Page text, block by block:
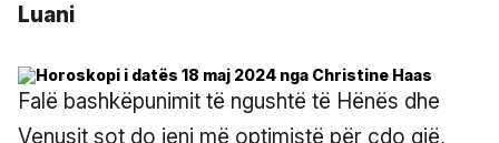
Luani
Falë bashkëpunimit të ngushtë të Hënës dhe
Venusit sot do jeni më optimistë për çdo gjë,